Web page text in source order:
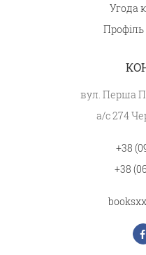
Угода
вул. Перша
а/с 274
+38
+38